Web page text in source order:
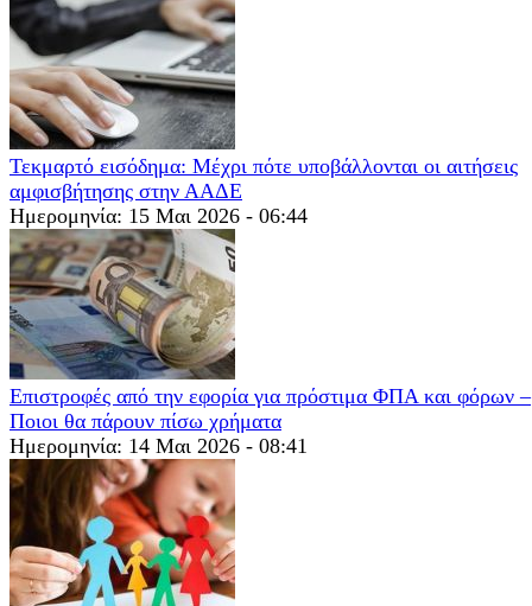
Τεκμαρτό εισόδημα: Μέχρι πότε υποβάλλονται οι αιτήσεις
αμφισβήτησης στην ΑΑΔΕ
Ημερομηνία: 15 Μαι 2026 - 06:44
Επιστροφές από την εφορία για πρόστιμα ΦΠΑ και φόρων –
Ποιοι θα πάρουν πίσω χρήματα
Ημερομηνία: 14 Μαι 2026 - 08:41